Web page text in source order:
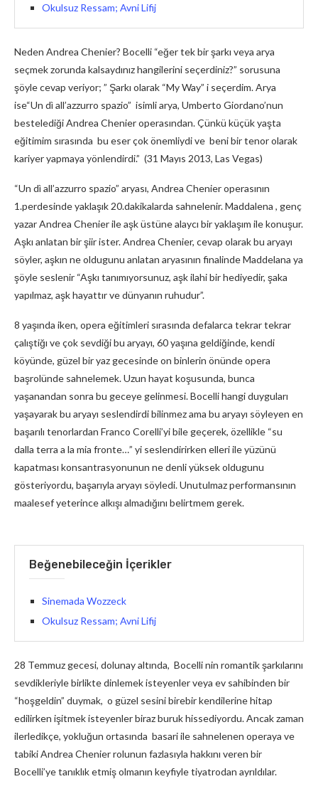
Okulsuz Ressam; Avni Lifij
Neden Andrea Chenier? Bocelli “eğer tek bir şarkı veya arya
seçmek zorunda kalsaydınız hangilerini seçerdiniz?” sorusuna
şöyle cevap veriyor; ” Şarkı olarak “My Way” i seçerdim. Arya
ise“Un dì all’azzurro spazio” isimli arya, Umberto Giordano’nun
bestelediği Andrea Chenier operasından. Çünkü küçük yaşta
eğitimim sırasında bu eser çok önemliydi ve beni bir tenor olarak
kariyer yapmaya yönlendirdi.” (31 Mayıs 2013, Las Vegas)
“Un dì all’azzurro spazio” aryası, Andrea Chenier operasının
1.perdesinde yaklaşık 20.dakikalarda sahnelenir. Maddalena , genç
yazar Andrea Chenier ile aşk üstüne alaycı bir yaklaşım ile konuşur.
Aşkı anlatan bir şiir ister. Andrea Chenier, cevap olarak bu aryayı
söyler, aşkın ne oldugunu anlatan aryasının finalinde Maddelana ya
şöyle seslenir “Aşkı tanımıyorsunuz, aşk ilahi bir hediyedir, şaka
yapılmaz, aşk hayattır ve dünyanın ruhudur”.
8 yaşında iken, opera eğitimleri sırasında defalarca tekrar tekrar
çalıştiğı ve çok sevdiği bu aryayı, 60 yaşına geldiğinde, kendi
köyünde, güzel bir yaz gecesinde on binlerin önünde opera
başrolünde sahnelemek. Uzun hayat koşusunda, bunca
yaşanandan sonra bu geceye gelinmesi. Bocelli hangi duyguları
yaşayarak bu aryayı seslendirdi bilinmez ama bu aryayı söyleyen en
başarılı tenorlardan Franco Corelli’yi bile geçerek, özellikle “su
dalla terra a la mia fronte…” yi seslendirirken elleri ile yüzünü
kapatması konsantrasyonunun ne denli yüksek oldugunu
gösteriyordu, başarıyla aryayı söyledi. Unutulmaz performansının
maalesef yeterince alkışı almadığını belirtmem gerek.
Beğenebileceğin İçerikler
Sinemada Wozzeck
Okulsuz Ressam; Avni Lifij
28 Temmuz gecesi, dolunay altında, Bocelli nin romantik şarkılarını
sevdikleriyle birlikte dinlemek isteyenler veya ev sahibinden bir
“hoşgeldin” duymak, o güzel sesini birebir kendilerine hitap
edilirken işitmek isteyenler biraz buruk hissediyordu. Ancak zaman
ilerledikçe, yokluğun ortasında basari ile sahnelenen operaya ve
tabiki Andrea Chenier rolunun fazlasıyla hakkını veren bir
Bocelli’ye tanıklık etmiş olmanın keyfiyle tiyatrodan ayrıldılar.